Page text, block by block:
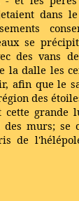
dans
se
des vans
la dalle les
afin que le
des
grande
murs; se
de